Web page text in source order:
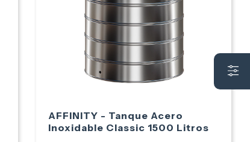
AFFINITY - Tanque Acero
Inoxidable Classic 1500 Litros